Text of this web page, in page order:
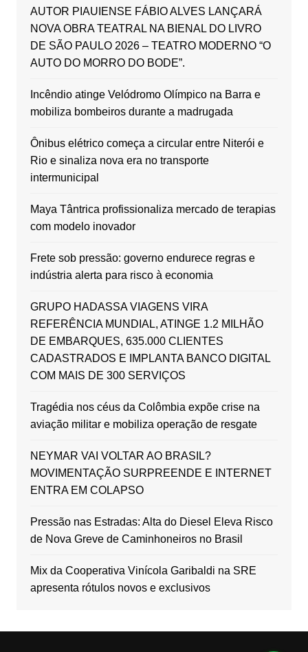
AUTOR PIAUIENSE FÁBIO ALVES LANÇARÁ
NOVA OBRA TEATRAL NA BIENAL DO LIVRO
DE SÃO PAULO 2026 – TEATRO MODERNO “O
AUTO DO MORRO DO BODE”.
Incêndio atinge Velódromo Olímpico na Barra e
mobiliza bombeiros durante a madrugada
Ônibus elétrico começa a circular entre Niterói e
Rio e sinaliza nova era no transporte
intermunicipal
Maya Tântrica profissionaliza mercado de terapias
com modelo inovador
Frete sob pressão: governo endurece regras e
indústria alerta para risco à economia
GRUPO HADASSA VIAGENS VIRA
REFERÊNCIA MUNDIAL, ATINGE 1.2 MILHÃO
DE EMBARQUES, 635.000 CLIENTES
CADASTRADOS E IMPLANTA BANCO DIGITAL
COM MAIS DE 300 SERVIÇOS
Tragédia nos céus da Colômbia expõe crise na
aviação militar e mobiliza operação de resgate
NEYMAR VAI VOLTAR AO BRASIL?
MOVIMENTAÇÃO SURPREENDE E INTERNET
ENTRA EM COLAPSO
Pressão nas Estradas: Alta do Diesel Eleva Risco
de Nova Greve de Caminhoneiros no Brasil
Mix da Cooperativa Vinícola Garibaldi na SRE
apresenta rótulos novos e exclusivos